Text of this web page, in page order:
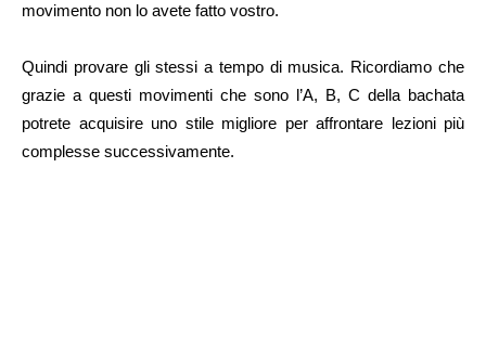
movimento non lo avete fatto vostro.
Quindi provare gli stessi a tempo di musica. Ricordiamo che
grazie a questi movimenti che sono l’A, B, C della bachata
potrete acquisire uno stile migliore per affrontare lezioni più
complesse successivamente.